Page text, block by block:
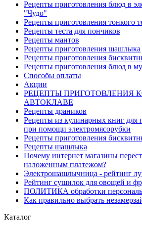
Рецепты приготовления блюд в
"Чудо"
Рецепты приготовления тонкого
Рецепты теста для пончиков
Рецепты мантов
Рецепты приготовления шашлыка
Рецепты приготовления
Рецепты приготовления блюд в
Способы оплаты
Акции
РЕЦЕПТЫ ПРИГОТОВЛЕНИЯ
АВТОКЛАВЕ
Рецепты драников
Рецепты из кулинарных книг для
при помощи электромясорубки
Рецепты приготовления
Рецепты шашлыка
Почему интернет магазины
наложенным платежом?
Электрошашлычница - рейтинг
Рейтинг сушилок для овощей и
ПОЛИТИКА обработки
Как правильно выбрать
Каталог